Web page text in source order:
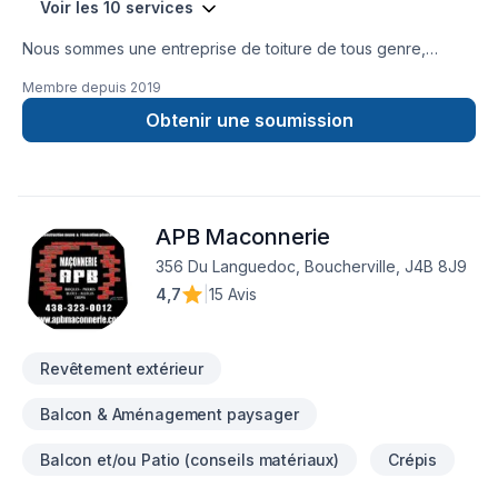
Voir les 10 services
Nous sommes une entreprise de toiture de tous genre,
l’ecoute du client pour répondre à ses besoins. Prix
compétitif mais en gardant une travail de qualité
exceptionnelle. Contactez nous pour estimation gratuite.
Membre depuis 2019
Obtenir une soumission
APB Maconnerie
356 Du Languedoc, Boucherville, J4B 8J9
4,7
15 Avis
Revêtement extérieur
Balcon & Aménagement paysager
Balcon et/ou Patio (conseils matériaux) Crépis